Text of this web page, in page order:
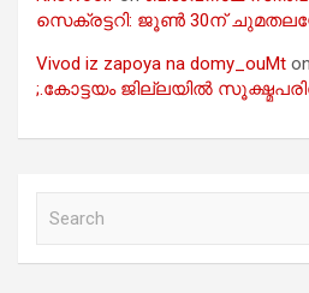
സെക്രട്ടറി: ജൂൺ 30ന്
Vivod iz zapoya na domy_ouMt on
;.കോട്ടയം ജില്ലയിൽ